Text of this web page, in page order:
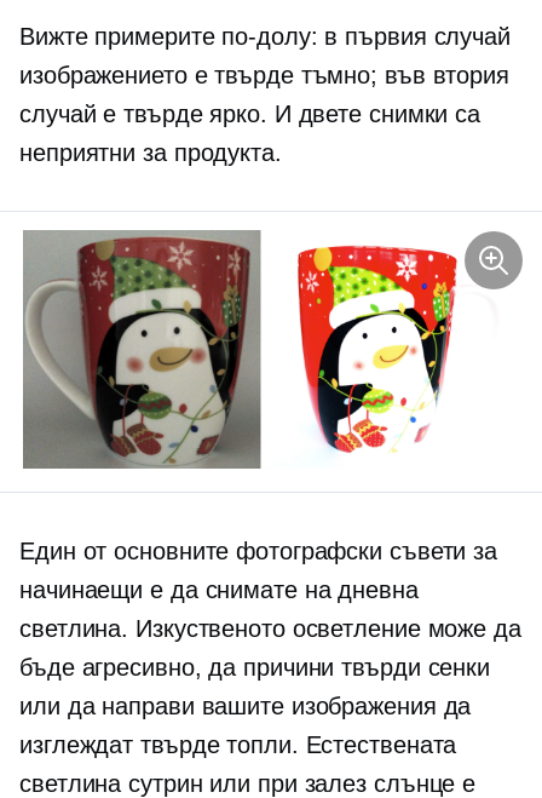
Вижте примерите по-долу: в първия случай
изображението е твърде тъмно; във втория
случай е твърде ярко. И двете снимки са
неприятни за продукта.
Един от основните фотографски съвети за
начинаещи е да снимате на дневна
светлина. Изкуственото осветление може да
бъде агресивно, да причини твърди сенки
или да направи вашите изображения да
изглеждат твърде топли. Естествената
светлина сутрин или при залез слънце е